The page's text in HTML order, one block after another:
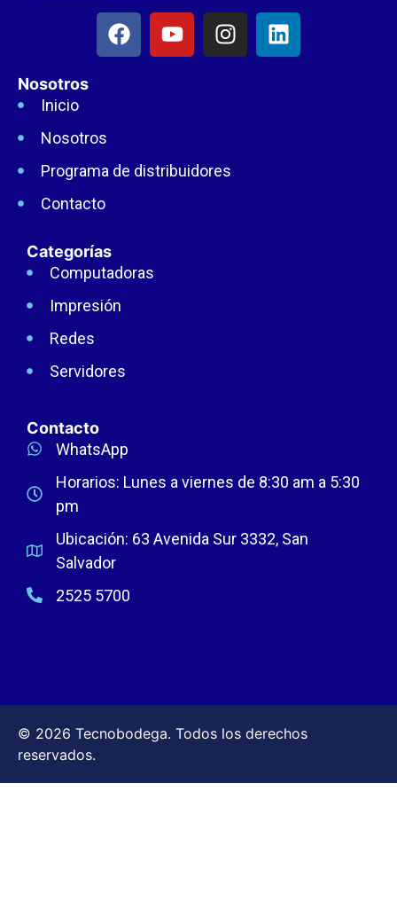
Nosotros
Inicio
Nosotros
Programa de distribuidores
Contacto
Categorías
Computadoras
Impresión
Redes
Servidores
Contacto
WhatsApp
Horarios: Lunes a viernes de 8:30 am a 5:30
pm
Ubicación: 63 Avenida Sur 3332, San
Salvador
2525 5700
© 2026 Tecnobodega. Todos los derechos
reservados.